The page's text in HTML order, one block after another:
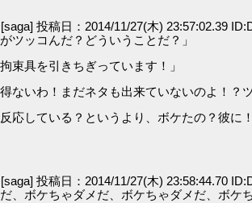
[saga] 投稿日：2014/11/27(木) 23:57:02.39
ツッコんだ？どういうことだ？」
束具を引きちぎっています！」
ないわ！まだネタも出来ていないのよ！？
応している？というより、ボケたの？彼に
[saga] 投稿日：2014/11/27(木) 23:58:44.70
、ボケちゃダメだ、ボケちゃダメだ、ボケ